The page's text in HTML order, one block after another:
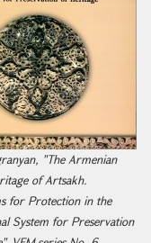
"The Armenian
of Artsakh.
for Protection in the
System for Preservation